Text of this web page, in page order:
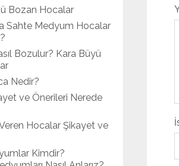
Bozan Hocalar
Sahte Medyum Hocalar
Bozulur? Kara Büyü
Nedir?
ve Önerileri Nerede
Hocalar Şikayet ve
Kimdir?